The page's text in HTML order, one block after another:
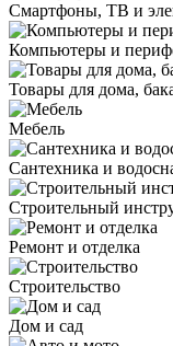
Смартфоны, ТВ и
Компьютеры и
Товары для дома,
Мебель
Сантехника и
Строительный
Ремонт и отделка
Строительство
Дом и сад